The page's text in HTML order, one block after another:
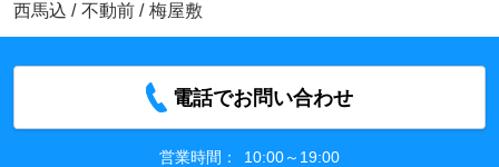
西馬込 / 不動前 / 梅屋敷
電話でお問い合わせ
営業時間：
10:00～19:00